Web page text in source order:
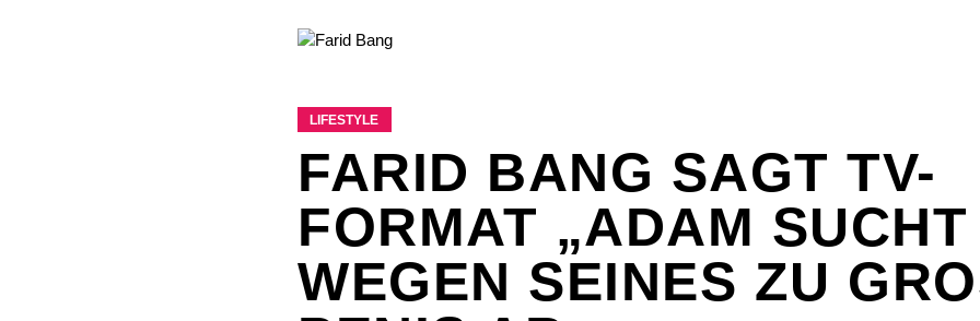
LIFESTYLE
FARID BANG SAGT TV-
FORMAT „ADAM SUCHT
WEGEN SEINES ZU